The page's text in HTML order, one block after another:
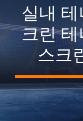
실내
크린
스크